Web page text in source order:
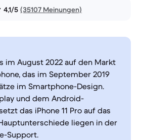
4,1/5 (35107 Meinungen)
im August 2022 auf den Markt
das im September 2019
im Smartphone-Design.
und dem Android-
das iPhone 11 Pro auf das
liegen in der
Support.